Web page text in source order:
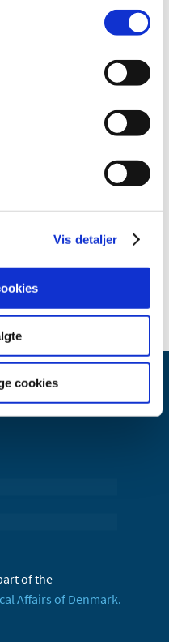
Vis detaljer
cookies
of the
Affairs of Denmark.